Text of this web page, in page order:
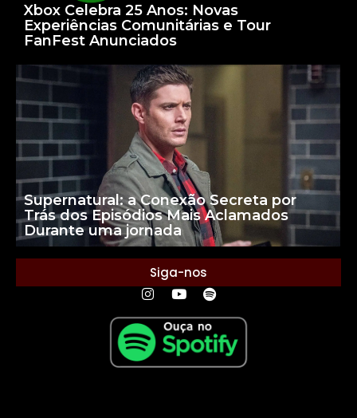
Xbox Celebra 25 Anos: Novas
Experiências Comunitárias e Tour
FanFest Anunciados
Supernatural: a Conexão Secreta por
Trás dos Episódios Mais Aclamados
Durante uma jornada
Siga-nos